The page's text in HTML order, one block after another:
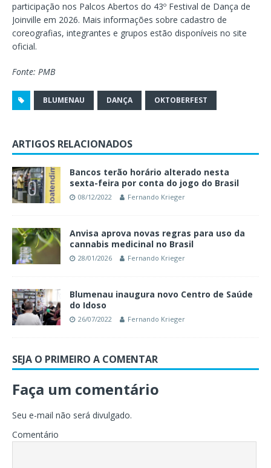
participação nos Palcos Abertos do 43º Festival de Dança de
Joinville em 2026. Mais informações sobre cadastro de
coreografias, integrantes e grupos estão disponíveis no site
oficial.
Fonte: PMB
BLUMENAU DANÇA OKTOBERFEST
ARTIGOS RELACIONADOS
Bancos terão horário alterado nesta
sexta-feira por conta do jogo do Brasil
08/12/2022 Fernando Krieger
Anvisa aprova novas regras para uso da
cannabis medicinal no Brasil
28/01/2026 Fernando Krieger
Blumenau inaugura novo Centro de Saúde
do Idoso
26/07/2022 Fernando Krieger
SEJA O PRIMEIRO A COMENTAR
Faça um comentário
Seu e-mail não será divulgado.
Comentário